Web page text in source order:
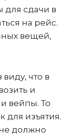
для сдачи в
на рейс.
вещей,
что в
и
вейпы. То
для изъятия.
должно